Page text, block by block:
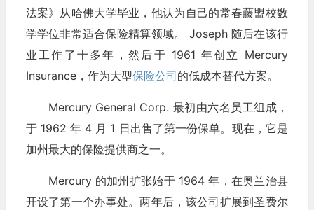
法案》从哈佛大学毕业，他认为自己的常春藤盟校数
学学位非常适合保险精算领域。 Joseph 随后在该行
业工作了十多年，然后于 1961 年创立 Mercury
Insurance，作为大型保险公司的低成本替代方案。
Mercury General Corp. 最初由六名员工组成，
于 1962 年 4 月 1 日出售了第一份保单。现在，它是
加州最大的保险提供商之一。
Mercury 的加州扩张始于 1964 年，在奥兰治县
开设了第一个办事处。两年后，该公司扩展到圣费尔